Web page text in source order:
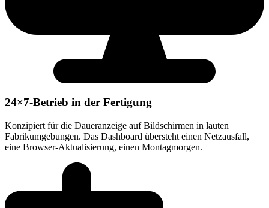
24×7-Betrieb in der Fertigung
Konzipiert für die Daueranzeige auf Bildschirmen in lauten
Fabrikumgebungen. Das Dashboard übersteht einen Netzausfall,
eine Browser-Aktualisierung, einen Montagmorgen.